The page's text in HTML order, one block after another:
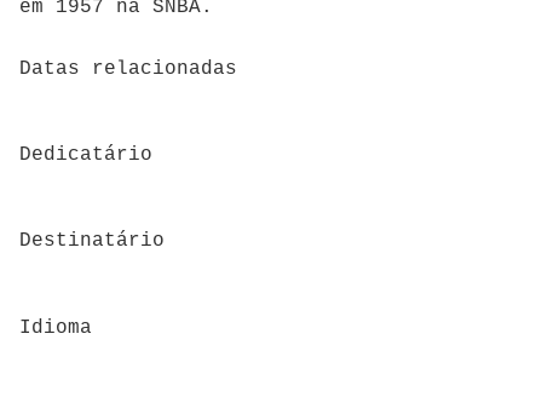
em 1957 na SNBA.
Datas relacionadas
Dedicatário
Destinatário
Idioma